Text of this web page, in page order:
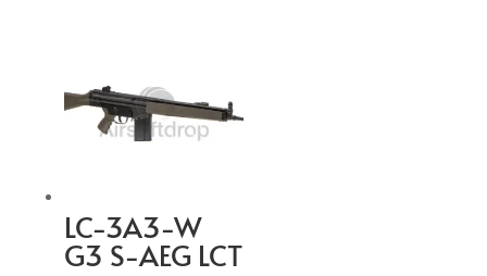
LC-3A3-W
G3 S-AEG LCT